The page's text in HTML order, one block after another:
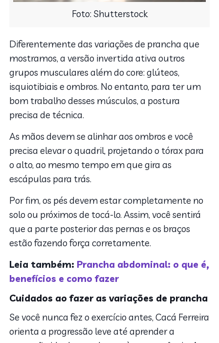
Foto: Shutterstock
Diferentemente das variações de prancha que
mostramos, a versão invertida ativa outros
grupos musculares além do core: glúteos,
isquiotibiais e ombros. No entanto, para ter um
bom trabalho desses músculos, a postura
precisa de técnica.
As mãos devem se alinhar aos ombros e você
precisa elevar o quadril, projetando o tórax para
o alto, ao mesmo tempo em que gira as
escápulas para trás.
Por fim, os pés devem estar completamente no
solo ou próximos de tocá-lo. Assim, você sentirá
que a parte posterior das pernas e os braços
estão fazendo força corretamente.
Leia também: Prancha abdominal: o que é,
benefícios e como fazer
Cuidados ao fazer as variações de prancha
Se você nunca fez o exercício antes, Cacá Ferreira
orienta a progressão leve até aprender a